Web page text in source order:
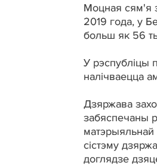
Моцная сям'я
2019 года, у
больш як 56
У рэспубліцы
налічваецца
Дзяржава
забяспечаны
матэрыяльнай
сістэму
доглядзе